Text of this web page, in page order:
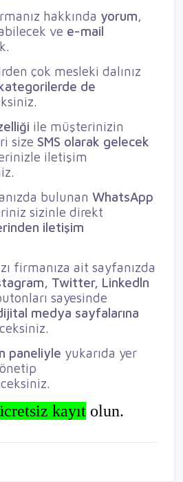
hakkında yorum,
ve e-mail
çok mesleki dalınız
de
ile müşterinizin
size SMS olarak gelecek
iletişim
bulunan WhatsApp
sizinle direkt
iletişim
firmanıza ait sayfanızda
Twitter, Linkedln
sayesinde
medya sayfalarına
paneliyle yukarıda yer
kayıt olun.